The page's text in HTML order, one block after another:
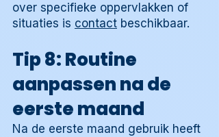
over specifieke oppervlakken of
situaties is contact beschikbaar.
Tip 8: Routine
aanpassen na de
eerste maand
Na de eerste maand gebruik heeft